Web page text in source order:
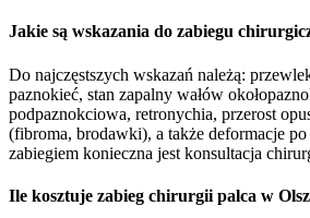
Jakie są wskazania do zabiegu
Do najczęstszych wskazań należą:
paznokieć, stan zapalny wałów
podpaznokciowa, retronychia, przerost
(fibroma, brodawki), a także deformacje po
zabiegiem konieczna jest konsultacja
Ile kosztuje zabieg chirurgii palca w